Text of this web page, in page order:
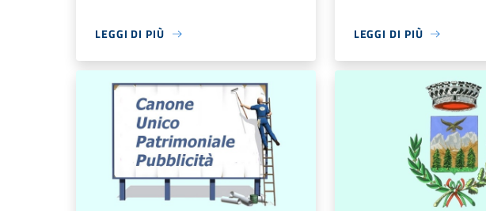
LEGGI DI PIÙ LEGGI DI PIÙ